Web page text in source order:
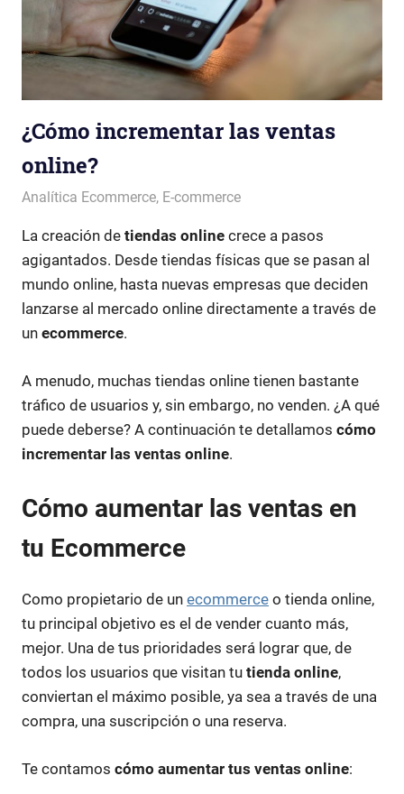
¿Cómo incrementar las ventas
online?
Patricia Nuño
Analítica Ecommerce, E-commerce
La creación de tiendas online crece a pasos
agigantados. Desde tiendas físicas que se pasan al
mundo online, hasta nuevas empresas que deciden
lanzarse al mercado online directamente a través de
un ecommerce.
A menudo, muchas tiendas online tienen bastante
tráfico de usuarios y, sin embargo, no venden. ¿A qué
puede deberse? A continuación te detallamos cómo
incrementar las ventas online.
Cómo aumentar las ventas en
tu Ecommerce
Como propietario de un ecommerce o tienda online,
tu principal objetivo es el de vender cuanto más,
mejor. Una de tus prioridades será lograr que, de
todos los usuarios que visitan tu tienda online,
conviertan el máximo posible, ya sea a través de una
compra, una suscripción o una reserva.
Te contamos cómo aumentar tus ventas online: